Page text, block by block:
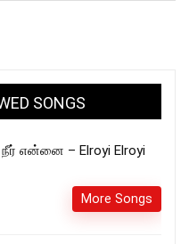
SONGS
என்னை – Elroyi Elroyi
More Songs